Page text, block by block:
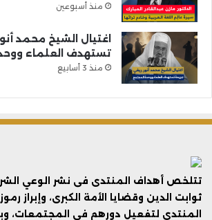
منذ أسبوعين
اغتيال الشيخ محمد
تستهدف العلماء
منذ 3 أسابيع
تتلخص أهداف المنتدى فى نشر الوعي
ثوابت الدين وقضايا الأمة الكبرى، وإبراز
المنتدى لتفعيل دورهم في المجتمعات،